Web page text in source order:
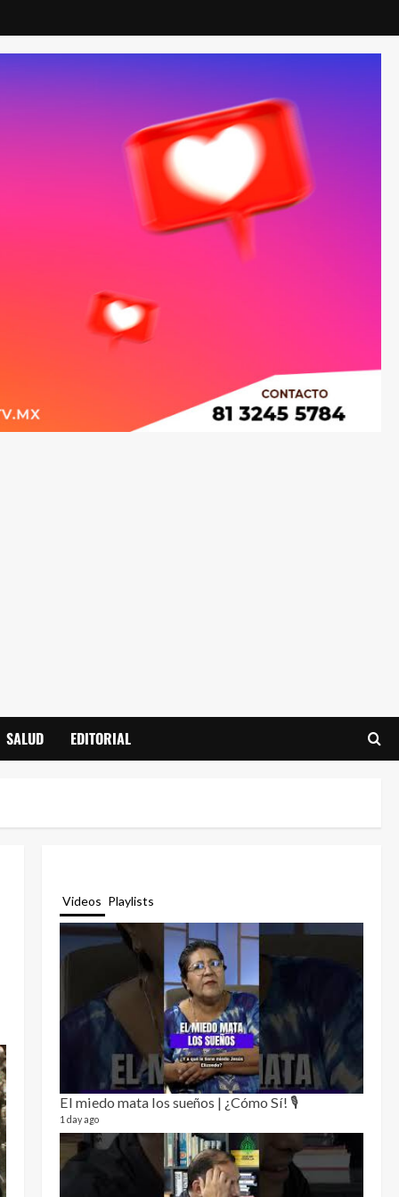
SALUD EDITORIAL
Videos Playlists
El miedo mata los sueños | ¿Cómo Sí! 🎙️
1 day ago
3